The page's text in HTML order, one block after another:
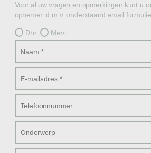
Voor al uw vragen en opmerkingen kunt u
opnemen d.m.v. onderstaand email
Dhr. Mevr.